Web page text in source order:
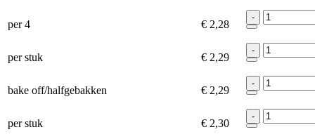
per 4 € 2,28
-
per stuk € 2,29
-
bake off/halfgebakken € 2,29
-
per stuk € 2,30
-